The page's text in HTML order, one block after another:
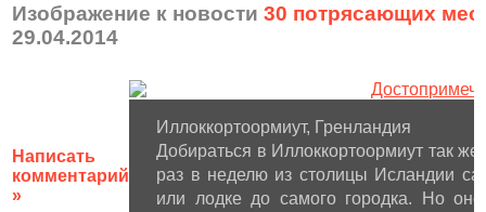
Изображение к новости30 потрясающих
29.04.2014
Написать
комментарий
»
Иллоккортоормиут, Гренландия
Добираться в Иллоккортоормиут так же
раз в неделю из столицы Исландии
или лодке до самого городка. Но оно